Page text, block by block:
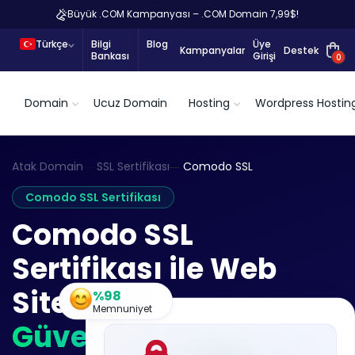
Büyük .COM Kampanyası – .COM Domain 7,99$!
Türkçe
Bilgi
Bankası
Blog Kampanyalar Üye
Girişi Destek
0
Domain Ucuz Domain Hosting Wordpress
Atak Domain SSL Sertifikası
Comodo SSL
Comodo SSL Sertifikası
Comodo SSL
Sertifikası ile Web
Sitenizi
Güvence Altına Alın
%98
Memnuniyet